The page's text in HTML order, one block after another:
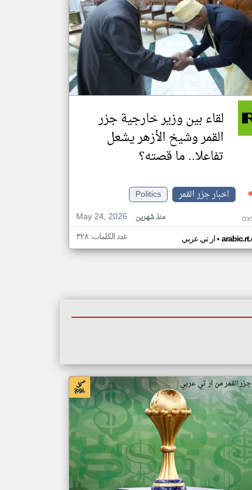
لقاء بين وزير خارجية جزر
القمر وشيخ الأزهر يشعل
تفاعلا.. ما قصته؟
اخبار جزر القمر
Politics
May 24, 2026
منذ شهرين
ار تي عربي• عدد الكلمات: ٣٢٨
جزر القمر من ار تي عربي